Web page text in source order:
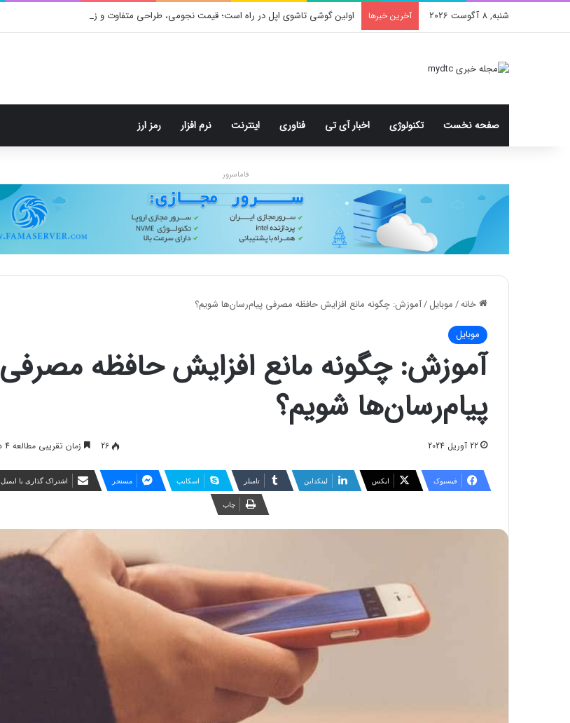
شنبه, 8 آگوست 2026 آخرین خبرها اولین گوشی تاشوی اپل در راه است؛ قیمت نجومی، طراحی متفاوت و زمان رونمایی احتمالی
صفحه نخست تکنولوژی اخبار آی تی فناوری اینترنت نرم افزار رمز ارز
فاماسرور
خانه/موبایل/آموزش: چگونه مانع افزایش حافظه مصرفی پیام‌رسان‌ها شویم؟
موبایل
آموزش: چگونه مانع افزایش حافظه مصرفی
پیام‌رسان‌ها شویم؟
22 آوریل 2024 26 زمان تقریبی مطالعه 4 دقیقه
فیسبوک ایکس لینکداین تامبلر اسکایپ مسنجر اشتراک گذاری با ایمیل
چاپ